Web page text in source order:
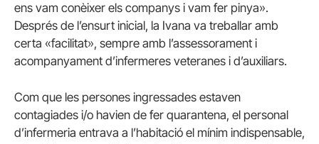
ens vam conèixer els companys i vam fer pinya».
Després de l’ensurt inicial, la Ivana va treballar amb
certa «facilitat», sempre amb l’assessorament i
acompanyament d’infermeres veteranes i d’auxiliars.
Com que les persones ingressades estaven
contagiades i/o havien de fer quarantena, el personal
d’infermeria entrava a l’habitació el mínim indispensable,